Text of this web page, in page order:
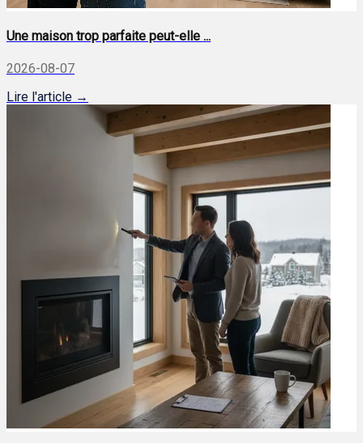
Une maison trop parfaite peut-elle ...
2026-08-07
Lire l'article →